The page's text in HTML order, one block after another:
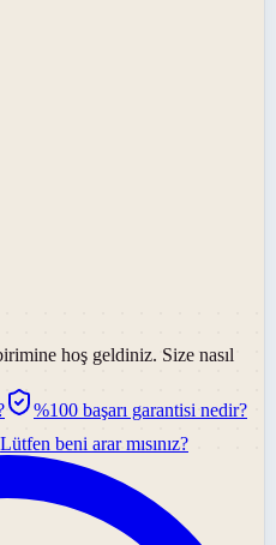
hoş geldiniz. Size nasıl
%100 başarı garantisi nedir?
Lütfen beni arar mısınız?